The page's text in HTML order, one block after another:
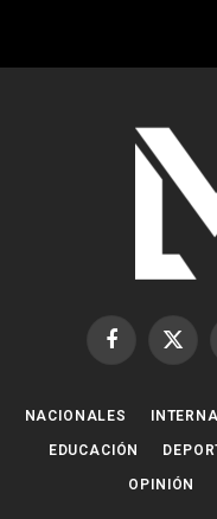
Facebook
X
NACIONALES
EDUCACIÓN
OPINIÓN